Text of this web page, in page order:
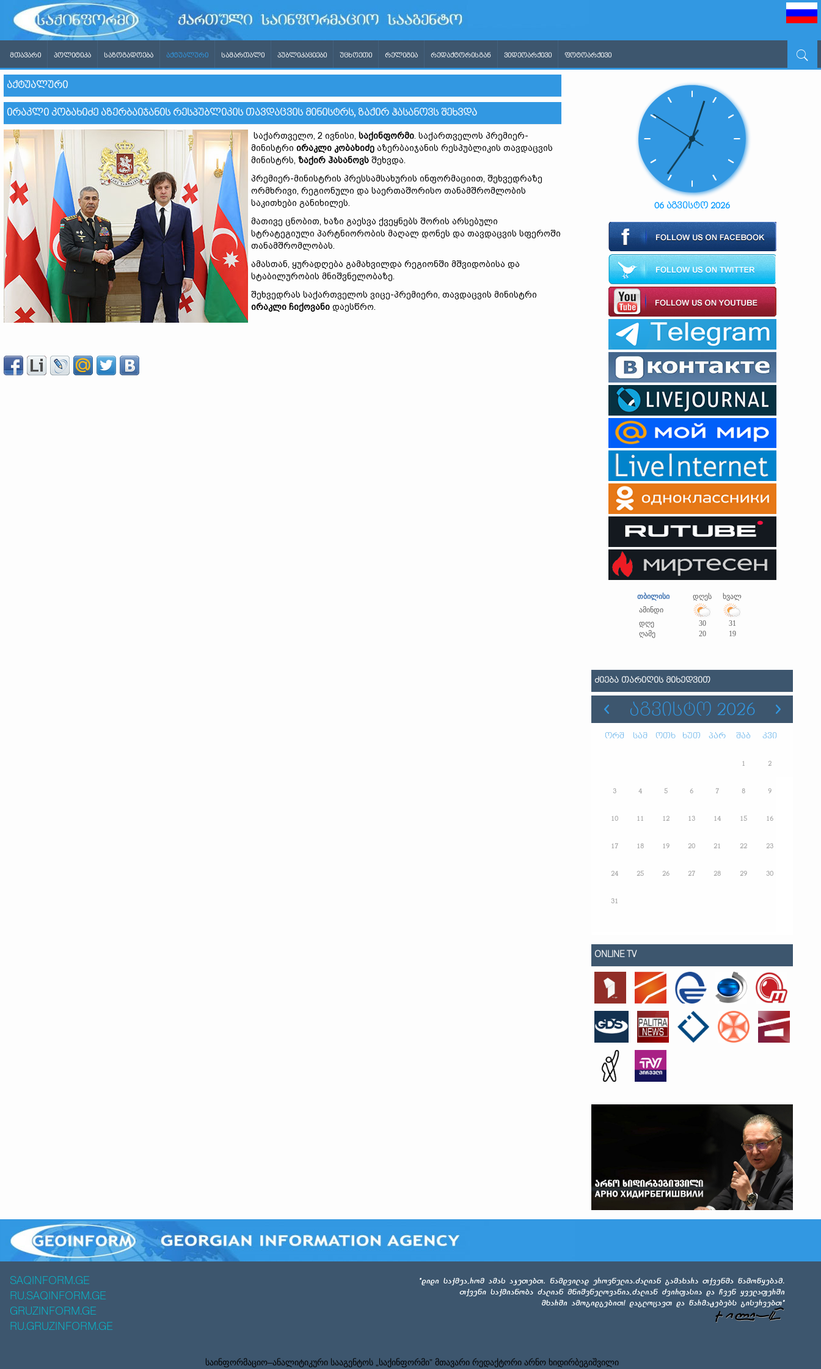
ᲛᲗᲐᲕᲐᲠᲘ ᲞᲝᲚᲘᲢᲘᲙᲐ ᲡᲐᲖᲝᲒᲐᲓᲝᲔᲑᲐ ᲐᲥᲢᲣᲐᲚᲣᲠᲘ ᲡᲐᲛᲐᲠᲗᲐᲚᲘ ᲞᲣᲑᲚᲘᲙᲐᲪᲘᲔᲑᲘ ᲣᲪᲮᲝᲔᲗᲘ ᲠᲔᲚᲘᲒᲘᲐ ᲠᲔᲓᲐᲥᲢᲝᲠᲘᲡᲒᲐᲜ ᲕᲘᲓᲔᲝᲐᲠᲥᲘᲕᲘ ᲤᲝᲢᲝᲐᲠᲥᲘᲕᲘ
ᲐᲥᲢᲣᲐᲚᲣᲠᲘ
ᲘᲠᲐᲙᲚᲘ ᲙᲝᲑᲐᲮᲘᲫᲔ ᲐᲖᲔᲠᲑᲐᲘᲯᲐᲜᲘᲡ ᲠᲔᲡᲞᲣᲑᲚᲘᲙᲘᲡ ᲗᲐᲕᲓᲐᲪᲕᲘᲡ ᲛᲘᲜᲘᲡᲢᲠᲡ, ᲖᲐᲥᲘᲠ ᲰᲐᲡᲐᲜᲝᲕᲡ ᲨᲔᲮᲕᲓᲐ
საქართველო, 2 ივნისი, საქინფორმი. საქართველოს პრემიერ-
მინისტრი ირაკლი კობახიძე აზერბაიჯანის რესპუბლიკის თავდაცვის
მინისტრს, ზაქირ ჰასანოვს შეხვდა.
პრემიერ-მინისტრის პრესსამსახურის ინფორმაციით, შეხვედრაზე
ორმხრივი, რეგიონული და საერთაშორისო თანამშრომლობის
საკითხები განიხილეს.
მათივე ცნობით, ხაზი გაესვა ქვეყნებს შორის არსებული
სტრატეგიული პარტნიორობის მაღალ დონეს და თავდაცვის სფეროში
თანამშრომლობას.
ამასთან, ყურადღება გამახვილდა რეგიონში მშვიდობისა და
სტაბილურობის მნიშვნელობაზე.
შეხვედრას საქართველოს ვიცე-პრემიერი, თავდაცვის მინისტრი
ირაკლი ჩიქოვანი დაესწრო.
06 აგვისტო 2026
თბილისი დღეს
ხვალ
ამინდი
დღე
30
31
ღამე
20 19
ᲫᲘᲔᲑᲐ ᲗᲐᲠᲘᲦᲘᲡ ᲛᲘᲮᲔᲓᲕᲘᲗ
ᲐᲒᲕᲘᲡᲢᲝ 2026
ორშ სამ ოთხ ხუთ პარ შაბ კვი
1 2
3 4 5 6 7 8 9
10 11 12 13 14 15 16
17 18 19 20 21 22 23
24 25 26 27 28 29 30
31
ONLINE TV
SAQINFORM.GE
RU.SAQINFORM.GE
GRUZINFORM.GE
RU.GRUZINFORM.GE
საინფორმაციო–ანალიტიკური სააგენტოს „საქინფორმი” მთავარი რედაქტორი არნო ხიდირბეგიშვილი